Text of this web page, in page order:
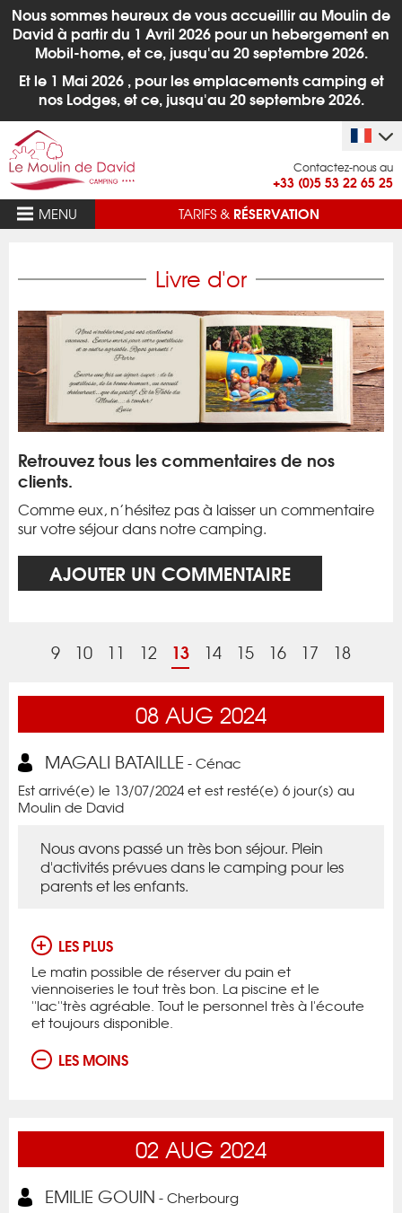
Nous sommes heureux de vous accueillir au Moulin de
David à partir du 1 Avril 2026 pour un hebergement en
Mobil-home, et ce, jusqu'au 20 septembre 2026.
Et le 1 Mai 2026 , pour les emplacements camping et
nos Lodges,et ce, jusqu'au 20 septembre 2026.
Contactez-nous au
+33 (0)5 53 22 65 25
MENU
TARIFS & RÉSERVATION
Livre d'or
Retrouvez tous les commentaires de nos
clients.
Comme eux, n’hésitez pas à laisser un commentaire
sur votre séjour dans notre camping.
AJOUTER UN COMMENTAIRE
9 10 11 12 13 14 15 16 17 18
08AUG 2024
MAGALI BATAILLE- Cénac
Est arrivé(e) le 13/07/2024 et est resté(e) 6 jour(s) au
Moulin de David
Nous avons passé un très bon séjour. Plein
d'activités prévues dans le camping pour les
parents et les enfants.
LES PLUS
Le matin possible de réserver du pain et
viennoiseries le tout très bon. La piscine et le
''lac''très agréable. Tout le personnel très à l'écoute
et toujours disponible.
LES MOINS
02AUG 2024
EMILIE GOUIN - Cherbourg